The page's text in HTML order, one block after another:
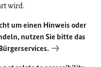
wird.
um einen Hinweis oder
nutzen Sie bitte das